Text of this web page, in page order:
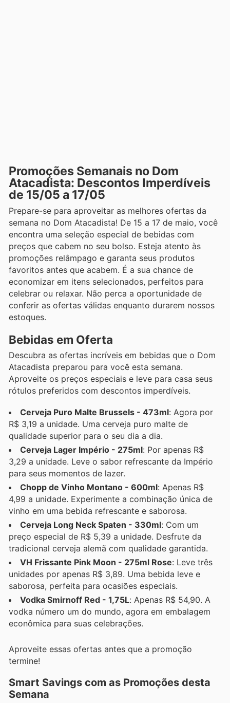
Promoções Semanais no Dom
Atacadista: Descontos Imperdíveis
de 15/05 a 17/05
Prepare-se para aproveitar as melhores ofertas da
semana no Dom Atacadista! De 15 a 17 de maio, você
encontra uma seleção especial de bebidas com
preços que cabem no seu bolso. Esteja atento às
promoções relâmpago e garanta seus produtos
favoritos antes que acabem. É a sua chance de
economizar em itens selecionados, perfeitos para
celebrar ou relaxar. Não perca a oportunidade de
conferir as ofertas válidas enquanto durarem nossos
estoques.
Bebidas em Oferta
Descubra as ofertas incríveis em bebidas que o Dom
Atacadista preparou para você esta semana.
Aproveite os preços especiais e leve para casa seus
rótulos preferidos com descontos imperdíveis.
Cerveja Puro Malte Brussels - 473ml: Agora por
R$ 3,19 a unidade. Uma cerveja puro malte de
qualidade superior para o seu dia a dia.
Cerveja Lager Império - 275ml: Por apenas R$
3,29 a unidade. Leve o sabor refrescante da Império
para seus momentos de lazer.
Chopp de Vinho Montano - 600ml: Apenas R$
4,99 a unidade. Experimente a combinação única de
vinho em uma bebida refrescante e saborosa.
Cerveja Long Neck Spaten - 330ml: Com um
preço especial de R$ 5,39 a unidade. Desfrute da
tradicional cerveja alemã com qualidade garantida.
VH Frissante Pink Moon - 275ml Rose: Leve três
unidades por apenas R$ 3,89. Uma bebida leve e
saborosa, perfeita para ocasiões especiais.
Vodka Smirnoff Red - 1,75L: Apenas R$ 54,90. A
vodka número um do mundo, agora em embalagem
econômica para suas celebrações.
Aproveite essas ofertas antes que a promoção
termine!
Smart Savings com as Promoções desta
Semana